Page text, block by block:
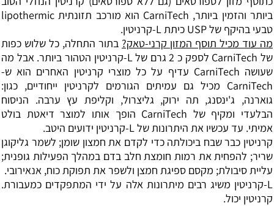
ביותר והזמין ביותר, CarniTech הוא מורכב תזונתית lipothermic
טבעי בהיקף של USP כיתת L-קרניטין.
מה עוד מכיל תוסף המזון קרני-טאק? בתור התחלה, כל שלוש כפות
של CarniTech לספק כ 2 גרם של L-קרניטין הטהור ביותר. אבל מה
שעושה CarniTech עדיף על כל מוצרי קרניטין האחרים הוא ש-
CarniTech מכיל גם עמיתים הגורמים לקרניטין ייחודיים, כגון:
גוארנה, ג'ינסנג, תה ירוק, גליצרול, וקליפת עץ ערבה. הניסוח
הבלעדי ומקיף של CarniTech הופך אותו למוצר דיאטת בולט
אמיתי. עד עכשיו את היתרונות של L-קרניטין ידועים היטב.
קרניטין כבר שבח ביכולתה כדי לקדם את חמצון שומן; לשמר גליקוגן
שריר; להפחית את רמות חומצת חלב בדם במהלך הפעילות גופנית;
עליית סיבולת; מקסם ספיגת חמצן ולשפר את תפוקת כוח, אנאירובי.
L-קרניטין משיג רבים מיתרונות אלה על ידי המתפקדים כמעבורת.
קרניטין יכול.